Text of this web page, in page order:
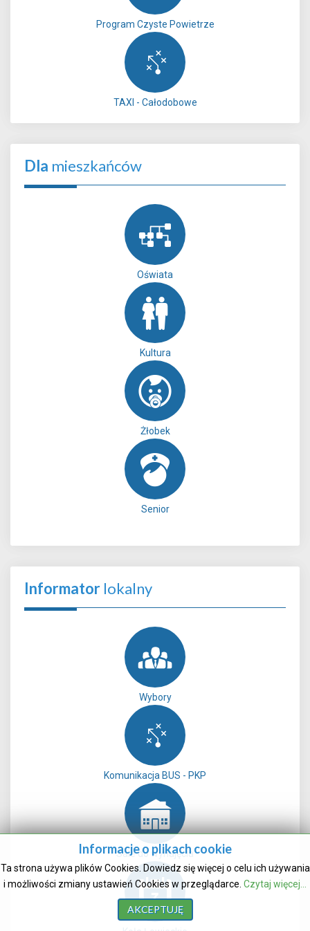
Program Czyste Powietrze
TAXI - Całodobowe
Dla mieszkańców
Oświata
Kultura
Żłobek
Senior
Informator lokalny
Wybory
Komunikacja BUS - PKP
Sale do wynajęcia
Informacje o plikach cookie
Ta strona używa plików Cookies. Dowiedz się więcej o celu ich używania
i możliwości zmiany ustawień Cookies w przeglądarce. Czytaj więcej...
AKCEPTUJĘ